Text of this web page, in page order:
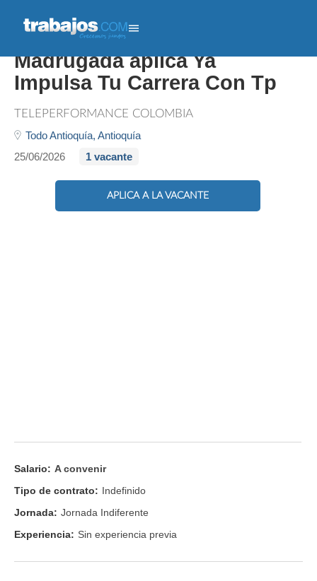
Si Te Gusta Trabajar En La
Madrugada aplica Ya
Impulsa Tu Carrera Con Tp
TELEPERFORMANCE COLOMBIA
Todo Antioquía, Antioquía
25/06/2026
1 vacante
APLICA A LA VACANTE
Salario: A convenir
Tipo de contrato: Indefinido
Jornada: Jornada Indiferente
Experiencia: Sin experiencia previa